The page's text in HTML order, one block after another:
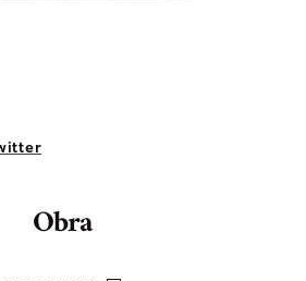
Obra